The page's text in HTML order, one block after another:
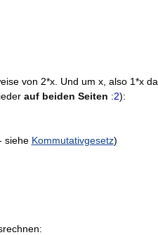
von 2*x. Und um x, also 1*x da
auf beiden Seiten :2):
siehe Kommutativgesetz)